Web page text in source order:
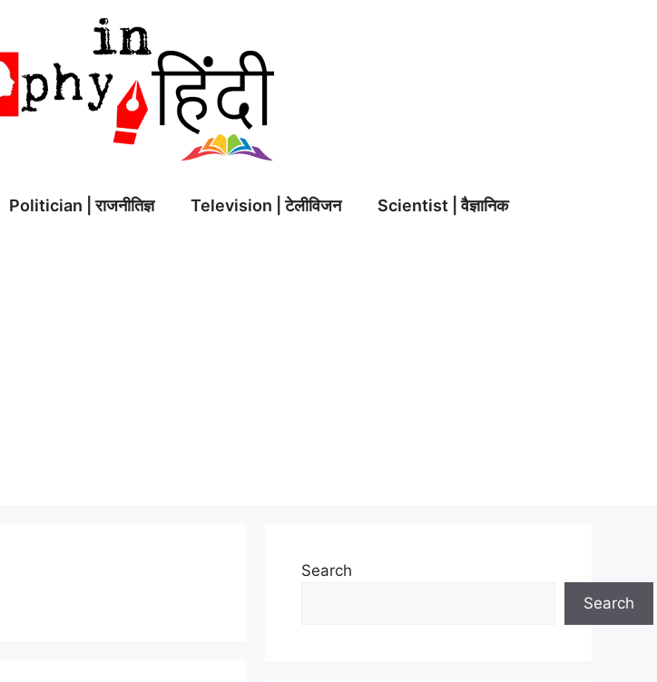
Politician | राजनीतिज्ञ Television | टेलीविजन Scientist | वैज्ञानिक
Search
Search